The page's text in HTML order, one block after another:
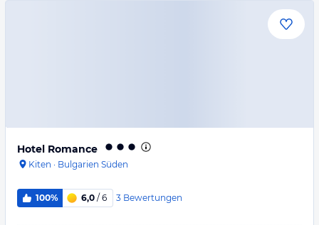
Hotel Romance
Kiten · Bulgarien Süden
100% 6,0 / 6 3 Bewertungen